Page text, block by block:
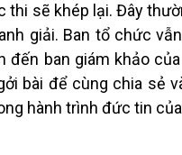
thi sẽ khép lại. Đây
giải. Ban tổ chức
đến ban giám khảo
bài để cùng chia sẻ
hành trình đức tin